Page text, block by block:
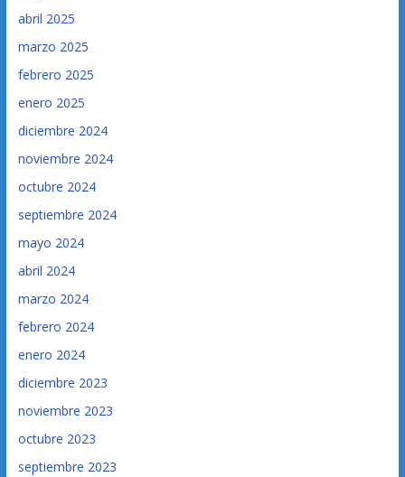
abril 2025
marzo 2025
febrero 2025
enero 2025
diciembre 2024
noviembre 2024
octubre 2024
septiembre 2024
mayo 2024
abril 2024
marzo 2024
febrero 2024
enero 2024
diciembre 2023
noviembre 2023
octubre 2023
septiembre 2023